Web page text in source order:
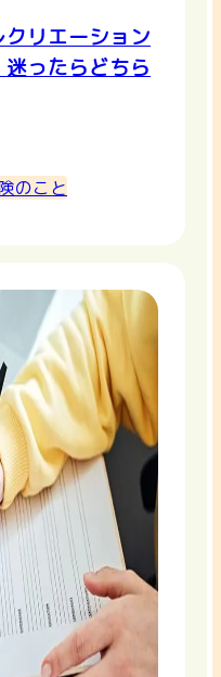
リエーション
ったらどちら
のこと